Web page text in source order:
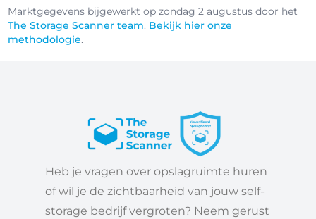
Marktgegevens bijgewerkt op zondag 2 augustus door het
The Storage Scanner team. Bekijk hier onze
methodologie.
Heb je vragen over opslagruimte huren
of wil je de zichtbaarheid van jouw self-
storage bedrijf vergroten? Neem gerust